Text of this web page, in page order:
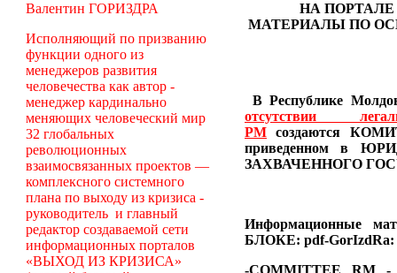
Валентин ГОРИЗДРА
Исполняющий по призванию
функции одного из
менеджеров развития
человечества как автор -
менеджер кардинально
меняющих человеческий мир
32 глобальных
революционных
взаимосвязанных проектов —
комплексного системного
плана по выходу из кризиса -
руководитель и главный
редактор создаваемой сети
информационных порталов
«ВЫХОД ИЗ КРИЗИСА»
НА ПОРТАЛЕ
МАТЕРИАЛЫ ПО
В Республике
отсутствии
РМ
создаются
приведенном в
ЗАХВАЧЕННОГО
Информационные
БЛОКЕ: pdf-GorIzdRa:
-COMMITTEE RM